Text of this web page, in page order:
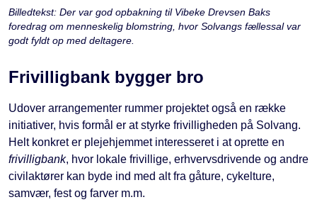
Billedtekst: Der var god opbakning til Vibeke Drevsen Baks
foredrag om menneskelig blomstring, hvor Solvangs fællessal var
godt fyldt op med deltagere.
Frivilligbank bygger bro
Udover arrangementer rummer projektet også en række
initiativer, hvis formål er at styrke frivilligheden på Solvang.
Helt konkret er plejehjemmet interesseret i at oprette en
frivilligbank, hvor lokale frivillige, erhvervsdrivende og andre
civilaktører kan byde ind med alt fra gåture, cykelture,
samvær, fest og farver m.m.